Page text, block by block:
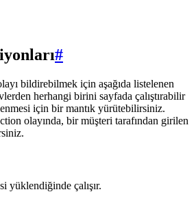
#
bildirebilmek için aşağıda listelenen
herhangi birini sayfada çalıştırabilir
için bir mantık yürütebilirsiniz.
olayında, bir müşteri tarafından girilen
yüklendiğinde çalışır.